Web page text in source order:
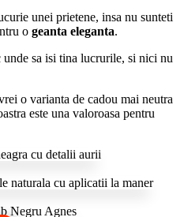
unei prietene, insa nu sunteti
o geanta eleganta.
sa isi tina lucrurile, si nici nu
o varianta de cadou mai neutra
este una valoroasa pentru